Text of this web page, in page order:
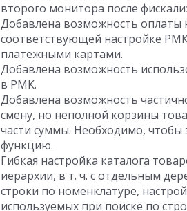
второго монитора после
Добавлена возможность
соответствующей настройке
платежными картами.
Добавлена возможность
в РМК.
Добавлена возможность
смену, но неполной корзины
части суммы. Необходимо,
функцию.
Гибкая настройка каталога
иерархии, в т. ч. с отдельным
строки по номенклатуре,
используемых при поиске по